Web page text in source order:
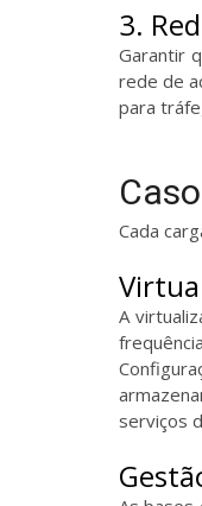
3.
Garantir
rede de
para
Cada
A
serviços